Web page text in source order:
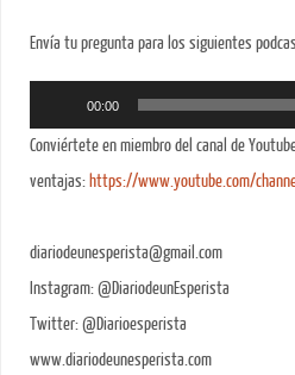
Envía tu pregunta para los siguientes
Reproductor
de
00:00
Conviértete en miembro del canal de
ventajas: https://www.youtube.com/
diariodeunesperista@gmail.com
Instagram: @DiariodeunEsperista
Twitter: @Diarioesperista
www.diariodeunesperista.com